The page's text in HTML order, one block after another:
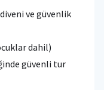
ve güvenlik
dahil)
güvenli tur